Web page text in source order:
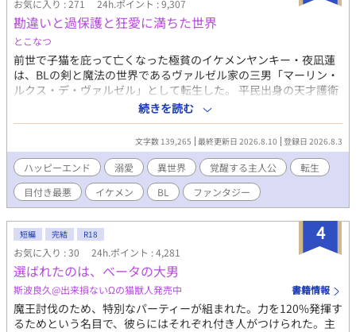
お気に入り : 271 24h.ポイント : 9,307
勘違いと過保護と狂愛に満ちた世界
とこなつ
前世で子猫を庇って亡くなった極貧のイケメンヤンキー・夜凪蓮
は、BLの剣と魔法の世界であるヴァルゼル家の三男「マーリン・
ルクス・デ・ヴァルゼル」として転生した。 平民出身の天才護衛
としてやってきた美少年・アルベール（アル）と出会い、幼少期
に母エリスの劇薬の毒からアルを救おうとした際、マーリンは
【空間支配の大魔術】に覚醒して彼を救った。アルはマーリンに
密かな強烈な恋心を抱いており、毎夜エリスに「本日のマーリン
報告」を行っている。 当主である父ヴィンセントや双子の兄た
ち、さらに母方の祖父母は、マーリンを「ヴァルゼル家の至宝」
「天使」と呼び、過剰なまでの溺愛を注いでいる。しかし、中身
がビビりな小心者であるマーリンは、その重すぎるプレッシャー
に日々怯え、憂鬱を感じていた。 歴史や一族の家系図を学ぶ中、
マーリンは母エリスの名前からミドルネーム「ルクス」が抜けて
いることに気づく。母が冷遇されているという壮大な勘違いをし
たマーリンは、ショックのあまり発作的に魔力を暴走させるが、
アルに鎮められる。翌日、納得がいかないまま魔力切れと疲労に
より自室で寝込み、母への想いを巡らせている。
続きを読む
文字数 139,265 最終更新日 2026.8.10 登録日 2026.8.3
ハッピーエンド 溺愛 異世界 覚醒する主人公
転生
目付き最悪
イケメン BL ファンタジー
4
短編 完結 R18
お気に入り : 30 24h.ポイント : 4,281
選ばれたのは、ベータの大男
斯波良久@出来損ないΩの猫獣人発売中 書籍情報
魔王討伐のため、特別なパーティーが組まれた。力を120%発揮す
るためという名目で、彼らにはそれぞれ付き人がつけられた。主